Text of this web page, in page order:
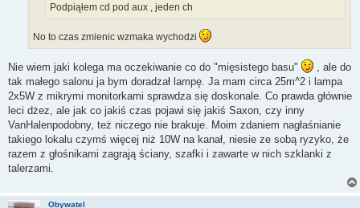
Podpiąłem cd pod aux , jeden ch
No to czas zmienic wzmaka wychodzi
Nie wiem jaki kolega ma oczekiwanie co do "mięsistego basu"
, ale do
tak małego salonu ja bym doradzał lampę. Ja mam circa 25m^2 i lampa
2x5W z mikrymi monitorkami sprawdza się doskonale. Co prawda głównie
leci dżez, ale jak co jakiś czas pojawi się jakiś Saxon, czy inny
VanHalenpodobny, też niczego nie brakuje. Moim zdaniem nagłaśnianie
takiego lokalu czymś więcej niż 10W na kanał, niesie ze sobą ryzyko, że
razem z głośnikami zagrają ściany, szafki i zawarte w nich szklanki z
talerzami.
Obywatel